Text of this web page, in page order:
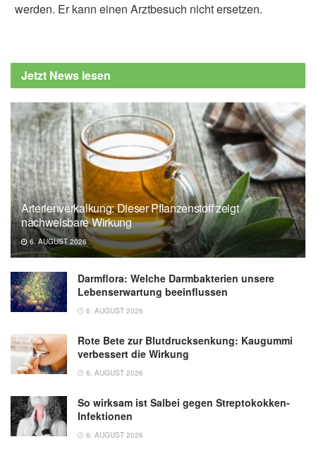
colour influences taste perception in adult
picky eaters; in: Food Quality and Preference
Food Quality and Preference
University of Portsmouth: Study finds picky
eaters are put off by food depending on
plateware colour (veröffentlicht 23.11.2022),
University of Portsmouth
werden. Er kann einen Arztbesuch nicht ersetzen.
Jetzt News lesen
Arterienverkalkung: Dieser Pflanzenstoff zeigt
nachweisbare Wirkung
6. AUGUST 2026
Darmflora: Welche Darmbakterien unsere
Lebenserwartung beeinflussen
6. AUGUST 2026
Rote Bete zur Blutdrucksenkung: Kaugummi
verbessert die Wirkung
6. AUGUST 2026
So wirksam ist Salbei gegen Streptokokken-
Infektionen
6. AUGUST 2026